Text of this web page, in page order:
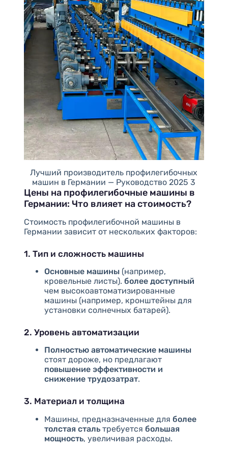
Лучший производитель профилегибочных
машин в Германии — Руководство 2025 3
Цены на профилегибочные машины в
Германии: Что влияет на стоимость?
Стоимость профилегибочной машины в
Германии зависит от нескольких факторов:
1. Тип и сложность машины
Основные машины(например,
кровельные листы). более доступный
чем высокоавтоматизированные
машины (например, кронштейны для
установки солнечных батарей).
2. Уровень автоматизации
Полностью автоматические машины
стоят дороже, но предлагают
повышение эффективности и
снижение трудозатрат.
3. Материал и толщина
Машины, предназначенные для более
толстая стальтребуется большая
мощность, увеличивая расходы.